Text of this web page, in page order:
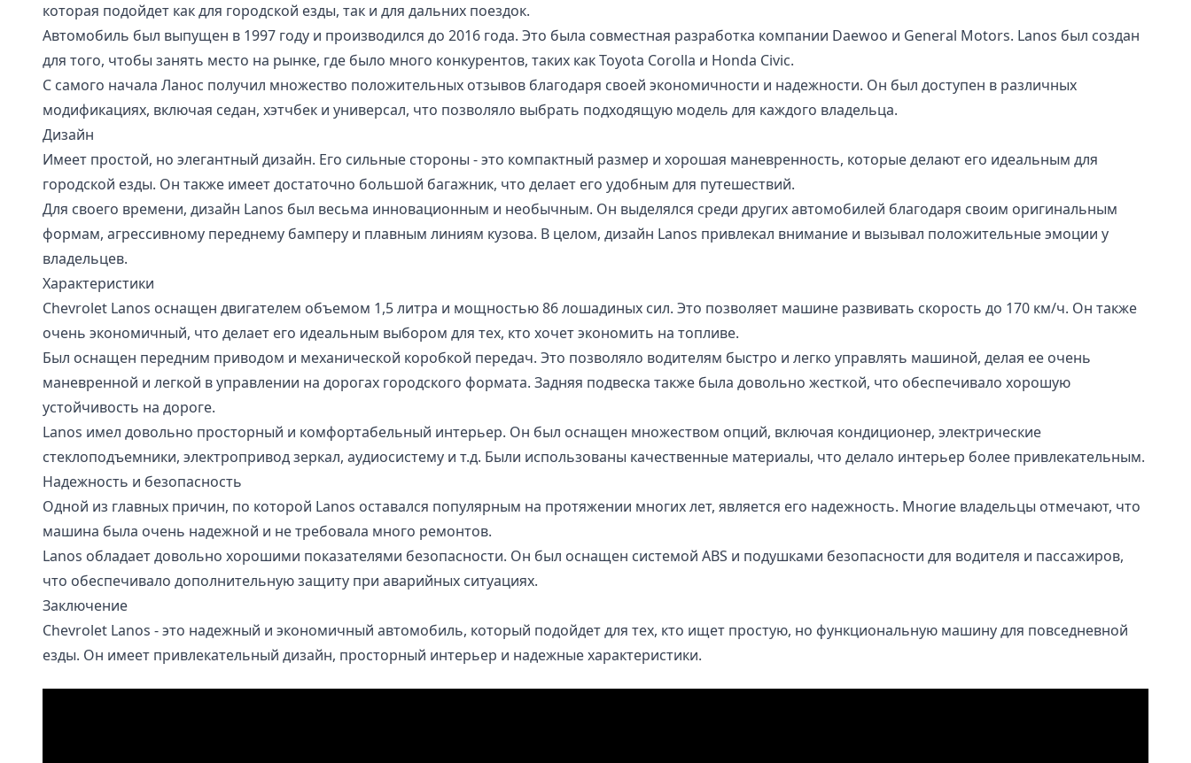
которая подойдет как для городской езды, так и для дальних поездок.
Автомобиль был выпущен в 1997 году и производился до 2016 года. Это была совместная разработка компании Daewoo и General Motors. Lanos был создан
для того, чтобы занять место на рынке, где было много конкурентов, таких как Toyota Corolla и Honda Civic.
С самого начала Ланос получил множество положительных отзывов благодаря своей экономичности и надежности. Он был доступен в различных
модификациях, включая седан, хэтчбек и универсал, что позволяло выбрать подходящую модель для каждого владельца.
Дизайн
Имеет простой, но элегантный дизайн. Его сильные стороны - это компактный размер и хорошая маневренность, которые делают его идеальным для
городской езды. Он также имеет достаточно большой багажник, что делает его удобным для путешествий.
Для своего времени, дизайн Lanos был весьма инновационным и необычным. Он выделялся среди других автомобилей благодаря своим оригинальным
формам, агрессивному переднему бамперу и плавным линиям кузова. В целом, дизайн Lanos привлекал внимание и вызывал положительные эмоции у
владельцев.
Характеристики
Chevrolet Lanos оснащен двигателем объемом 1,5 литра и мощностью 86 лошадиных сил. Это позволяет машине развивать скорость до 170 км/ч. Он также
очень экономичный, что делает его идеальным выбором для тех, кто хочет экономить на топливе.
Был оснащен передним приводом и механической коробкой передач. Это позволяло водителям быстро и легко управлять машиной, делая ее очень
маневренной и легкой в управлении на дорогах городского формата. Задняя подвеска также была довольно жесткой, что обеспечивало хорошую
устойчивость на дороге.
Lanos имел довольно просторный и комфортабельный интерьер. Он был оснащен множеством опций, включая кондиционер, электрические
стеклоподъемники, электропривод зеркал, аудиосистему и т.д. Были использованы качественные материалы, что делало интерьер более привлекательным.
Надежность и безопасность
Одной из главных причин, по которой Lanos оставался популярным на протяжении многих лет, является его надежность. Многие владельцы отмечают, что
машина была очень надежной и не требовала много ремонтов.
Lanos обладает довольно хорошими показателями безопасности. Он был оснащен системой ABS и подушками безопасности для водителя и пассажиров,
что обеспечивало дополнительную защиту при аварийных ситуациях.
Заключение
Chevrolet Lanos - это надежный и экономичный автомобиль, который подойдет для тех, кто ищет простую, но функциональную машину для повседневной
езды. Он имеет привлекательный дизайн, просторный интерьер и надежные характеристики.